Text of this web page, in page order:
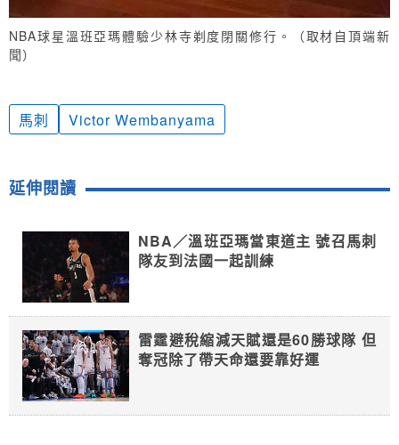
NBA球星溫班亞瑪體驗少林寺剃度閉關修行。（取材自頂端新
聞）
馬刺 Victor Wembanyama
延伸閱讀
NBA／溫班亞瑪當東道主 號召馬刺
隊友到法國一起訓練
雷霆避稅縮減天賦還是60勝球隊 但
奪冠除了帶天命還要靠好運